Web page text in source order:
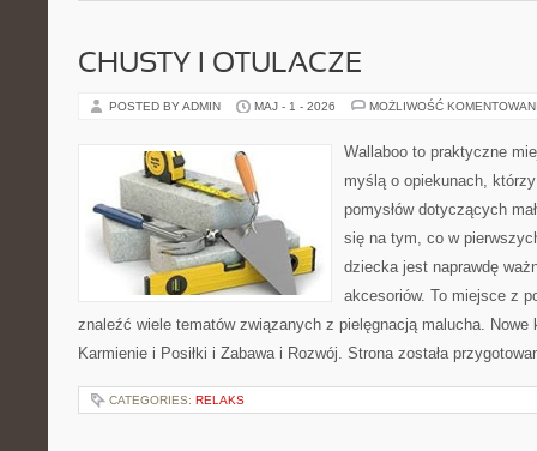
CHUSTY I OTULACZE
POSTED BY ADMIN MAJ - 1 - 2026 MOŻLIWOŚĆ
Wallaboo to praktyczne
myślą o opiekunach,
pomysłów dotyczących
się na tym, co w
dziecka jest naprawdę
akcesoriów. To miejsce z
znaleźć wiele tematów związanych z pielęgnacją malucha. Nowe
Karmienie i Posiłki i Zabawa i Rozwój. Strona została
CATEGORIES: RELAKS